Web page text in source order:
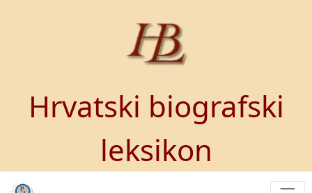
Hrvatski biografski
leksikon